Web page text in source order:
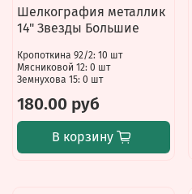
Шелкография металлик
14" Звезды Большие
Кропоткина 92/2: 10 шт
Мясниковой 12: 0 шт
Земнухова 15: 0 шт
180.00 руб
В корзину